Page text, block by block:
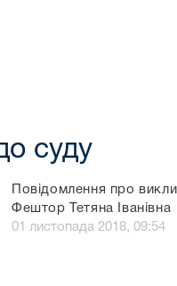
суду
Повідомлення про
Фештор Тетяна Іванівна
01 листопада 2018, 09:54